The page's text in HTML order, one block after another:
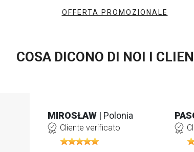
OFFERTA PROMOZIONALE
COSA DICONO DI NOI I
MIROSŁAW | Polonia
Cliente verificato